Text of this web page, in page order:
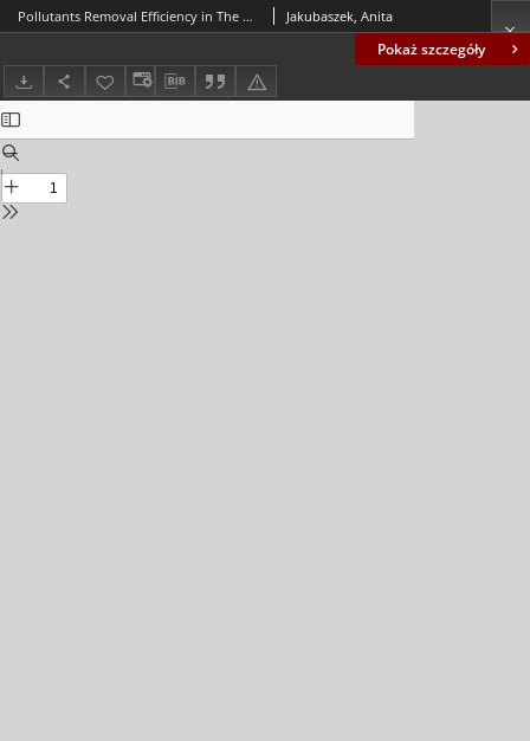
Pokaż szczegóły
Pollutants Removal Efficiency in The Hydroponic Lagoon of The Wastewater Treatment Plant Jakubaszek, Anita